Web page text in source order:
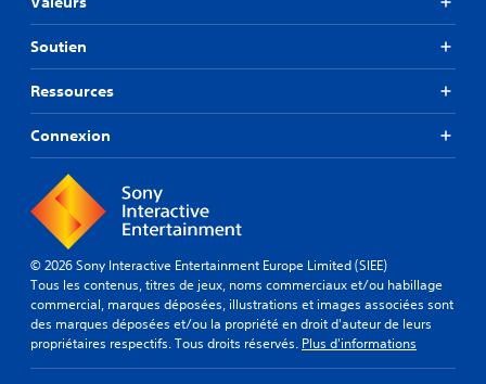
Soutien
Ressources
Connexion
© 2026 Sony Interactive Entertainment Europe Limited (SIEE)
Tous les contenus, titres de jeux, noms commerciaux et/ou habillage
commercial, marques déposées, illustrations et images associées sont
des marques déposées et/ou la propriété en droit d'auteur de leurs
propriétaires respectifs. Tous droits réservés. Plus d'informations